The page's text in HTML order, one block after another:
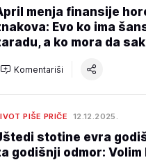
menja finansije
Evo ko ima
a ko mora da
Komentariši
PIŠE PRIČE 12.12.2025.
stotine evra
godišnji odmor: